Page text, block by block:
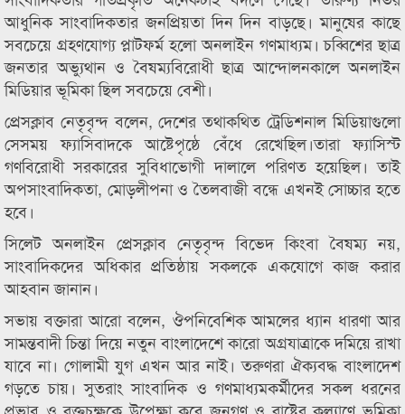
আধুনিক সাংবাদিকতার জনপ্রিয়তা দিন দিন বাড়ছে। মানুষের কাছে
সবচেয়ে গ্রহণযোগ্য প্লাটফর্ম হলো অনলাইন গণমাধ্যম। চব্বিশের ছাত্র
জনতার অভ্যুথান ও বৈষম্যবিরোধী ছাত্র আন্দোলনকালে অনলাইন
মিডিয়ার ভূমিকা ছিল সবচেয়ে বেশী।
প্রেসক্লাব নেতৃবৃন্দ বলেন, দেশের তথাকথিত ট্রেডিশনাল মিডিয়াগুলো
সেসময় ফ্যাসিবাদকে আষ্টেপৃষ্ঠে বেঁধে রেখেছিল‌।তারা ফ্যাসিস্ট
গণবিরোধী সরকারের সুবিধাভোগী দালালে পরিণত হয়েছিল। তাই
অপসাংবাদিকতা, মোড়লীপনা ও তৈলবাজী বন্ধে এখনই সোচ্চার হতে
হবে।
সিলেট অনলাইন প্রেসক্লাব নেতৃবৃন্দ বিভেদ কিংবা বৈষম্য নয়,
সাংবাদিকদের অধিকার প্রতিষ্ঠায় সকলকে একযোগে কাজ করার
আহবান জানান।
সভায় বক্তারা আরো বলেন, ঔপনিবেশিক আমলের ধ্যান ধারণা আর
সামন্তবাদী চিন্তা দিয়ে নতুন বাংলাদেশে কারো অগ্রযাত্রাকে দমিয়ে রাখা
যাবে না। গোলামী যুগ এখন আর নাই। তরুণরা ঐক্যবদ্ধ বাংলাদেশ
গড়তে চায়। সুতরাং সাংবাদিক ও গণমাধ্যমকর্মীদের সকল ধরনের